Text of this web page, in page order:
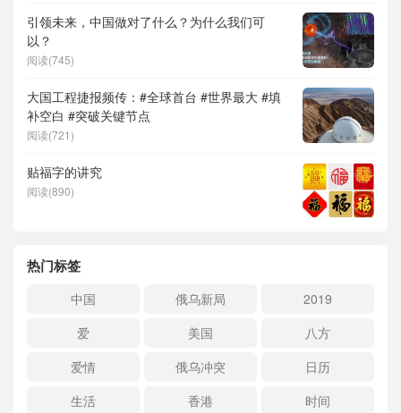
引领未来，中国做对了什么？为什么我们可
以？
阅读(745)
大国工程捷报频传：#全球首台 #世界最大 #填
补空白 #突破关键节点
阅读(721)
贴福字的讲究
阅读(890)
热门标签
中国 俄乌新局
2019
爱
美国
八方
爱情
俄乌冲突
日历
生活
香港 时间